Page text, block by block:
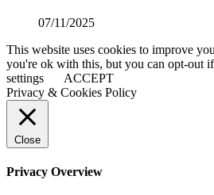
07/11/2025
This website uses cookies to improve
you're ok with this, but you can opt-out
settings
ACCEPT
Privacy & Cookies Policy
Close
Privacy Overview